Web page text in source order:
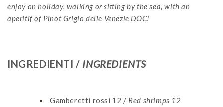
enjoy on holiday, walking or sitting by the sea, with an
aperitif of Pinot Grigio delle Venezie DOC!
INGREDIENTI / INGREDIENTS
Gamberetti rossi 12 / Red shrimps 12